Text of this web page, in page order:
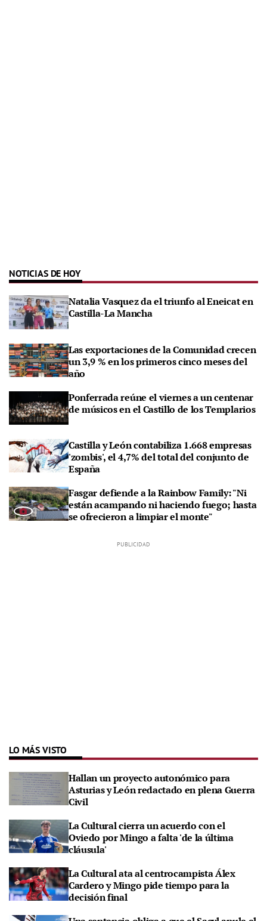
NOTICIAS DE HOY
Natalia Vasquez da el triunfo al Eneicat en
Castilla-La Mancha
Las exportaciones de la Comunidad crecen
un 3,9 % en los primeros cinco meses del
año
Ponferrada reúne el viernes a un centenar
de músicos en el Castillo de los Templarios
Castilla y León contabiliza 1.668 empresas
'zombis', el 4,7% del total del conjunto de
España
Fasgar defiende a la Rainbow Family: "Ni
están acampando ni haciendo fuego; hasta
se ofrecieron a limpiar el monte"
LO MÁS VISTO
Hallan un proyecto autonómico para
Asturias y León redactado en plena Guerra
Civil
La Cultural cierra un acuerdo con el
Oviedo por Mingo a falta 'de la última
cláusula'
La Cultural ata al centrocampista Álex
Cardero y Mingo pide tiempo para la
decisión final